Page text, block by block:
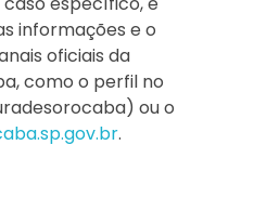
informações e o
oficiais da
como o perfil no
ou o
.